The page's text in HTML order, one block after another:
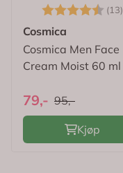
Karakter: (13)
Cosmica
Cosmica Men Face
Cream Moist 60 ml
79,- 95,-
Kjøp